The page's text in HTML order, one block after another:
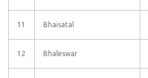
11 Bhaisatal
12 Bhaleswar